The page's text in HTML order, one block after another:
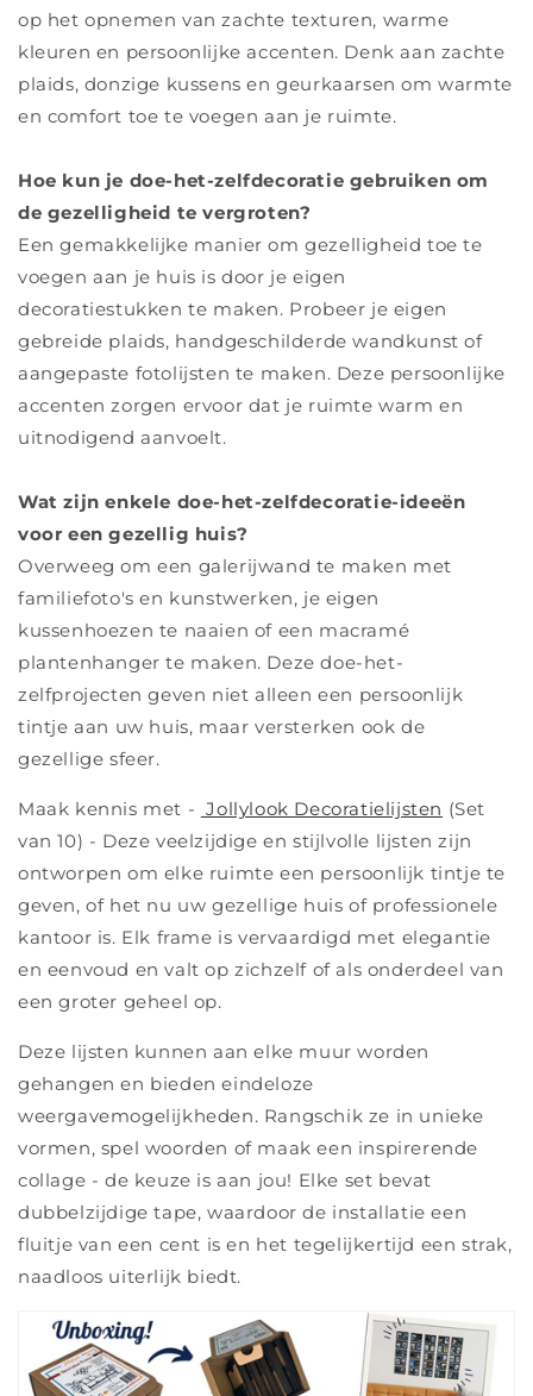
op het opnemen van zachte texturen, warme
kleuren en persoonlijke accenten. Denk aan zachte
plaids, donzige kussens en geurkaarsen om warmte
en comfort toe te voegen aan je ruimte.
Hoe kun je doe-het-zelfdecoratie gebruiken om
de gezelligheid te vergroten?
Een gemakkelijke manier om gezelligheid toe te
voegen aan je huis is door je eigen
decoratiestukken te maken. Probeer je eigen
gebreide plaids, handgeschilderde wandkunst of
aangepaste fotolijsten te maken. Deze persoonlijke
accenten zorgen ervoor dat je ruimte warm en
uitnodigend aanvoelt.
Wat zijn enkele doe-het-zelfdecoratie-ideeën
voor een gezellig huis?
Overweeg om een ​​galerijwand te maken met
familiefoto's en kunstwerken, je eigen
kussenhoezen te naaien of een macramé
plantenhanger te maken. Deze doe-het-
zelfprojecten geven niet alleen een persoonlijk
tintje aan uw huis, maar versterken ook de
gezellige sfeer.
Maak kennis met - Jollylook Decoratielijsten (Set
van 10) - Deze veelzijdige en stijlvolle lijsten zijn
ontworpen om elke ruimte een persoonlijk tintje te
geven, of het nu uw gezellige huis of professionele
kantoor is. Elk frame is vervaardigd met elegantie
en eenvoud en valt op zichzelf of als onderdeel van
een groter geheel op.
Deze lijsten kunnen aan elke muur worden
gehangen en bieden eindeloze
weergavemogelijkheden. Rangschik ze in unieke
vormen, spel woorden of maak een inspirerende
collage - de keuze is aan jou! Elke set bevat
dubbelzijdige tape, waardoor de installatie een
fluitje van een cent is en het tegelijkertijd een strak,
naadloos uiterlijk biedt.